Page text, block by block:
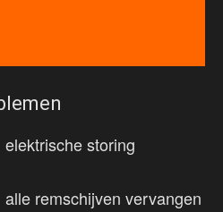
storing
vervangen